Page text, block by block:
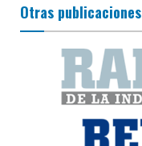
Otras publicaciones